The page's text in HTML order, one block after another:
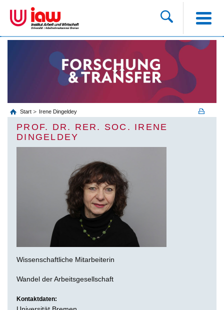
Start Irene Dingeldey
PROF. DR. RER. SOC. IRENE
DINGELDEY
Wissenschaftliche Mitarbeiterin
Wandel der Arbeitsgesellschaft
Kontaktdaten: